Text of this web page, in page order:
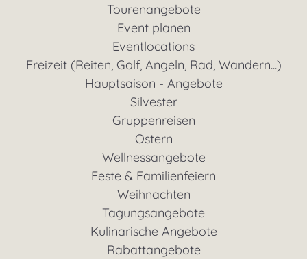
Tourenangebote
Event planen
Eventlocations
Freizeit (Reiten, Golf, Angeln, Rad, Wandern...)
Hauptsaison - Angebote
Silvester
Gruppenreisen
Ostern
Wellnessangebote
Feste & Familienfeiern
Weihnachten
Tagungsangebote
Kulinarische Angebote
Rabattangebote